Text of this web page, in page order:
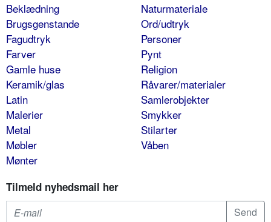
Beklædning
Brugsgenstande
Fagudtryk
Farver
Gamle huse
Keramik/glas
Latin
Malerier
Metal
Møbler
Mønter
Naturmateriale
Ord/udtryk
Personer
Pynt
Religion
Råvarer/materialer
Samlerobjekter
Smykker
Stilarter
Våben
Tilmeld nyhedsmail her